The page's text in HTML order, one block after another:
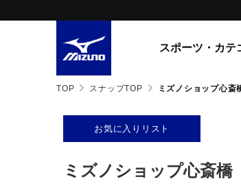
スポーツ・カテ
ライフスタイルウエア
サッカー／フットサル
すべてのシリ
MORELIA LS
TOP スナップTOP ミズノショップ心斎
お気に入りリスト
ミズノショップ心斎橋